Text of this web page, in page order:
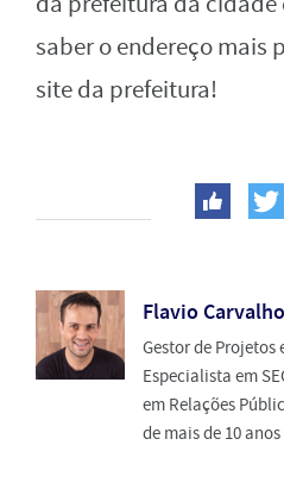
saber o endereço mais
site da prefeitura!
Flavio Carvalho
Gestor de Projetos
Especialista em
em Relações
de mais de 10